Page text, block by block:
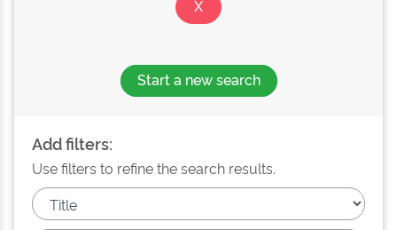
Start a new search
Add filters:
Use filters to refine the search results.